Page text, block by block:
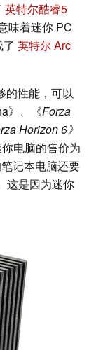
英特尔酷睿5
味着迷你 PC
英特尔 Arc
的性能，可以
》 、 《Forza
Horizon 6》
电脑的售价为
记本电脑还要
这是因为迷你